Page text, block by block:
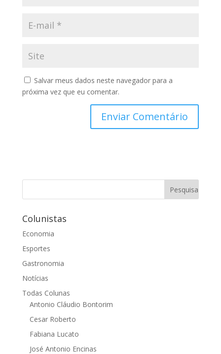
Salvar meus dados neste navegador para a
próxima vez que eu comentar.
Colunistas
Economia
Esportes
Gastronomia
Notícias
Todas Colunas
Antonio Cláudio Bontorim
Cesar Roberto
Fabiana Lucato
José Antonio Encinas